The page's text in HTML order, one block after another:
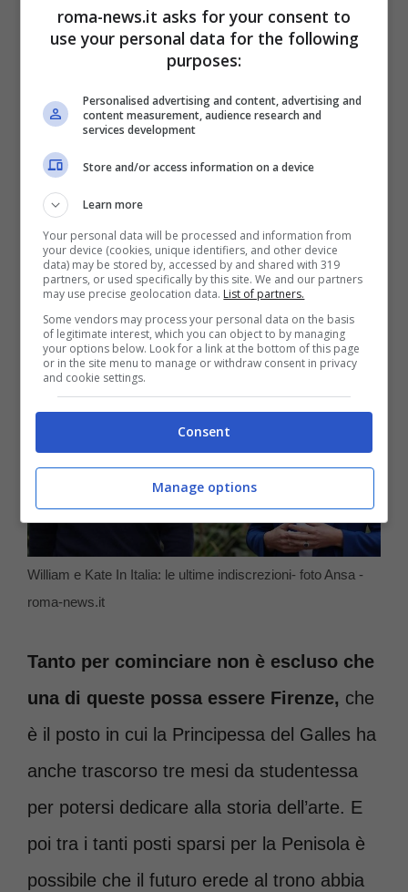
Insomma le cose stanno davvero cosi,
William e Kate, ovvero i Principi del Galles
hanno in programma un viaggio che
secondo le prime indiscrezioni dovrebbe
toccare alcuni punti dell’Italia. Un viaggio
che da tempo i due stavano
programmando di fare e che adesso
diventerà realtà.
William e Kate In Italia: le ultime indiscrezioni- foto Ansa -
roma-news.it
Tanto per cominciare non è escluso che
una di queste possa essere Firenze, che
è il posto in cui la Principessa del Galles ha
anche trascorso tre mesi da studentessa
per potersi dedicare alla storia dell’arte. E
poi tra i tanti posti sparsi per la Penisola è
possibile che il futuro erede al trono abbia
roma-news.it asks for your consent to
use your personal data for the following
purposes:
Personalised advertising and content, advertising and
content measurement, audience research and
services development
Store and/or access information on a device
Learn more
Your personal data will be processed and information from
your device (cookies, unique identifiers, and other device
data) may be stored by, accessed by and shared with 319
partners, or used specifically by this site. We and our partners
may use precise geolocation data. List of partners.
Some vendors may process your personal data on the basis
of legitimate interest, which you can object to by managing
your options below. Look for a link at the bottom of this page
or in the site menu to manage or withdraw consent in privacy
and cookie settings.
Consent
Manage options